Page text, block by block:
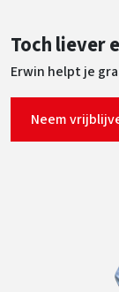
Toch liever
Erwin helpt je
Neem